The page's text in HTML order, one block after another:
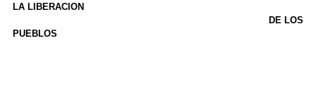
LA LIBERACION
DE LOS
PUEBLOS